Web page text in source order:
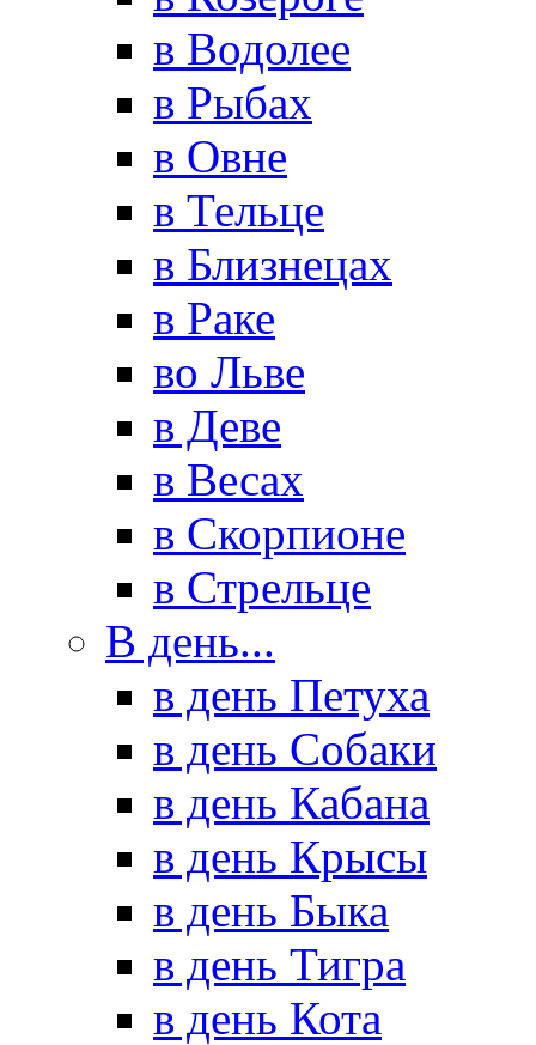
в Водолее
в Рыбах
в Овне
в Тельце
в Близнецах
в Раке
во Льве
в Деве
в Весах
в Скорпионе
в Стрельце
В день...
в день Петуха
в день Собаки
в день Кабана
в день Крысы
в день Быка
в день Тигра
в день Кота